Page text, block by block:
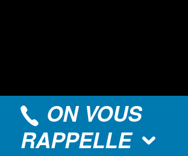
ON VOUS
RAPPELLE